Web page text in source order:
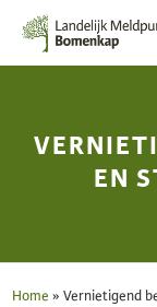
EN
Home »Vernietigend